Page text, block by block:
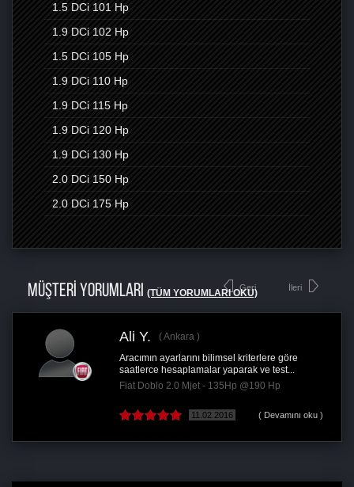
1.5 DCi 101 Hp
1.9 DCi 102 Hp
1.5 DCi 105 Hp
1.9 DCi 110 Hp
1.9 DCi 115 Hp
1.9 DCi 120 Hp
1.9 DCi 130 Hp
2.0 DCi 150 Hp
2.0 DCi 175 Hp
MÜŞTERİ YORUMLARI (TÜM YORUMLARI OKU)
Geri
ve test...
Emre K.
kaliteli ve temiz işçilik remaps ailesi
çalışanlarına teşekkürler ederim
Fiat Fiorino 1.3 JTD - 95Hp @115 Hp
22.04.2021
İleri